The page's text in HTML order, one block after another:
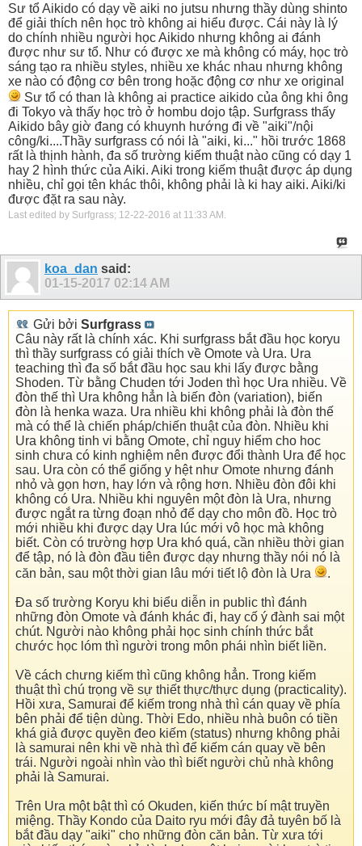
Sư tổ Aikido có dạy về aiki no jutsu nhưng thầy dùng shinto
để giải thích nên học trò không ai hiểu được. Cái này là lý
do chính nhiều người học Aikido nhưng không ai đánh
được như sư tổ. Như có được xe mà không có máy, học trò
sáng tạo ra nhiều styles, nhiều xe khác nhau nhưng không
xe nào có động cơ bên trong hoặc động cơ như xe original
Sư tổ có than là không ai practice aikido của ông khi ông
đi Tokyo và thấy học trò ở hombu dojo tập. Surfgrass thấy
Aikido bây giờ đang có khuynh hướng đi về "aiki"/nội
công/ki....Thầy surfgrass có nói là "aiki, ki..." hồi trước 1868
rất là thịnh hành, đa số trường kiếm thuật nào cũng có dạy 1
hay 2 hình thức của Aiki. Aiki trong kiếm thuật được áp dụng
nhiều, chỉ gọi tên khác thôi, không phải là ki hay aiki. Aiki/ki
được đặt ra sau này.
Last edited by Surfgrass; 12-22-2016 at 11:33 AM
koa_dan said:
01-15-2017 02:14 AM
Gửi bởi Surfgrass
Câu này rất là chính xác. Khi surfgrass bắt đầu học koryu
thì thầy surfgrass có giải thích về Omote và Ura. Ura
teaching thì đa số bắt đầu học sau khi lấy được bằng
Shoden. Từ bằng Chuden tới Joden thì học Ura nhiều. Về
đòn thế thì Ura không hẳn là biến đòn (variation), biến
đòn là henka waza. Ura nhiều khi không phải là đòn thế
mà có thể là chiến pháp/chiến thuật của đòn. Nhiều khi
Ura không tinh vi bằng Omote, chỉ nguy hiểm cho hoc
sinh chưa có kinh nghiệm nên được đổi thành Ura để học
sau. Ura còn có thể giống y hệt như Omote nhưng đánh
nhỏ và gọn hơn, hay lớn và rộng hơn. Nhiều đòn đôi khi
không có Ura. Nhiều khi nguyên một đòn là Ura, nhưng
được ngắt ra từng đoạn nhỏ để dạy cho môn đồ. Học trò
mới nhiều khi được dạy Ura lúc mới vô học mà không
biết. Còn có trường hợp Ura khó quá, cần nhiều thời gian
để tập, nó là đòn đầu tiên được dạy nhưng thầy nói nó là
căn bản, sau một thời gian lâu mới tiết lộ đòn là Ura
.
Đa số trường Koryu khi biểu diễn in public thì đánh
những đòn Omote và đánh khác đi, hay cố ý đành sai một
chút. Người nào không phải học sinh chính thức bắt
chước học lóm thì người trong môn phái nhìn biết liền.
Về cách chưng kiếm thì cũng không hẳn. Trong kiếm
thuật thì chú trọng về sự thiết thực/thực dụng (practicality).
Hồi xưa, Samurai để kiếm trong nhà thì cán quay về phía
bên phải để tiện dùng. Thời Edo, nhiều nhà buôn có tiền
khá giả được quyền đeo kiếm (status) nhưng không phải
là samurai nên khi về nhà thì để kiếm cán quay về bên
trái. Người ngoài nhìn vào thì biết người chủ nhà không
phải là Samurai.
Trên Ura một bật thì có Okuden, kiến thức bí mật truyền
miệng. Thầy Kondo của Daito ryu mới đây đả tuyên bố là
bắt đầu dạy "aiki" cho những đòn căn bản. Từ xưa tới